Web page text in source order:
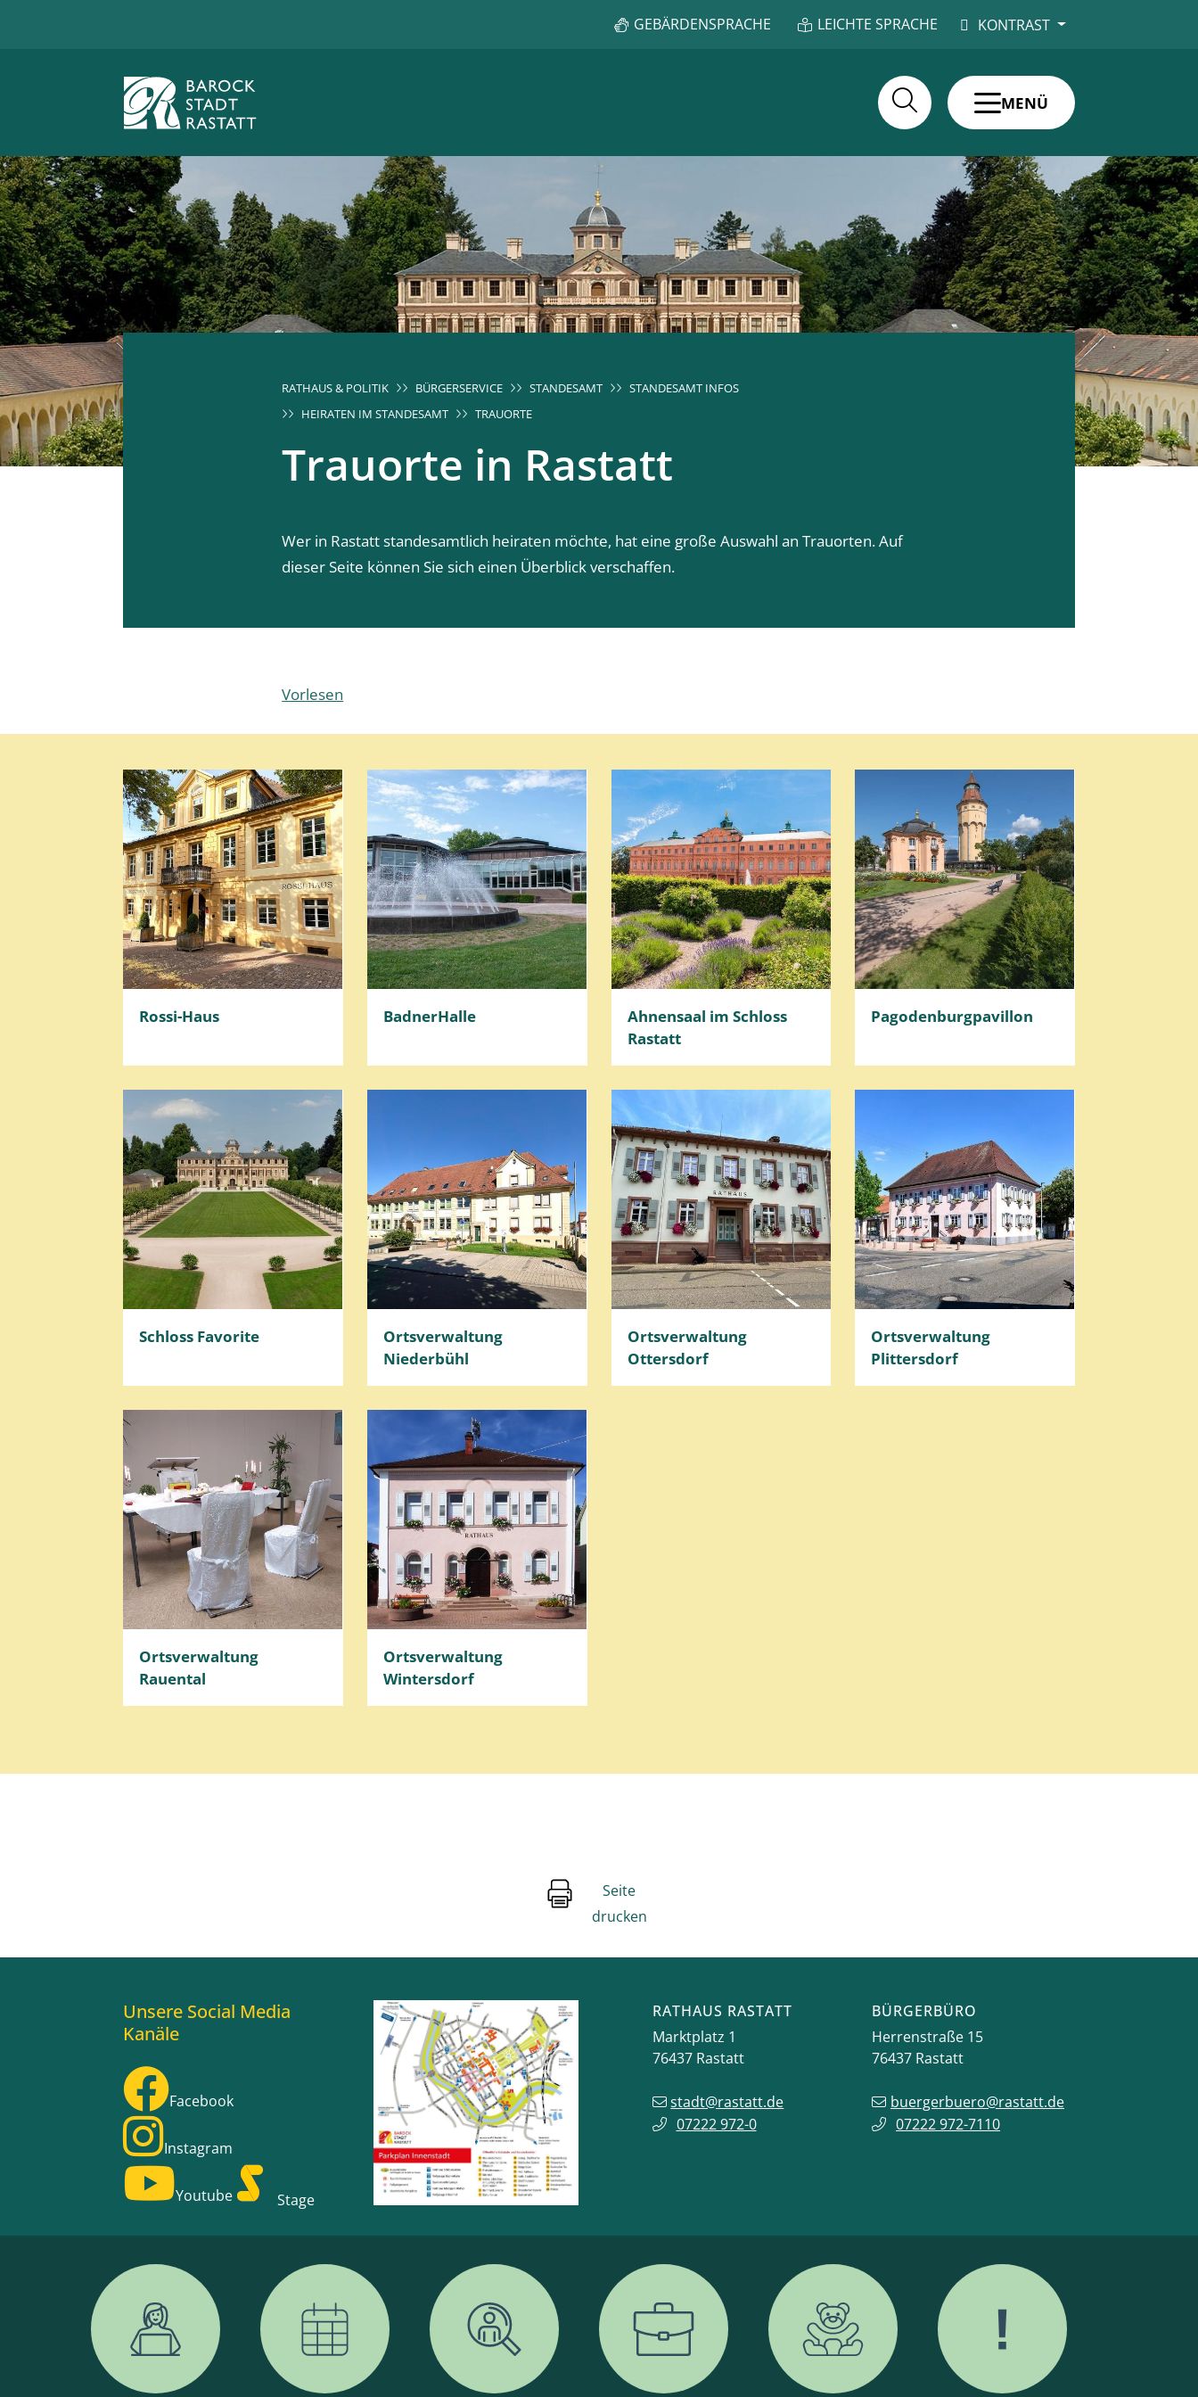
GEBÄRDENSPRACHE LEICHTE SPRACHE KONTRAST
MENÜ
RATHAUS & POLITIK BÜRGERSERVICE STANDESAMT
STANDESAMT INFOS
HEIRATEN IM STANDESAMT
TRAUORTE
Trauorte in Rastatt
Wer in Rastatt standesamtlich heiraten möchte, hat eine große Auswahl an Trauorten. Auf
dieser Seite können Sie sich einen Überblick verschaffen.
Vorlesen
Rossi-Haus BadnerHalle
Ahnensaal im Schloss
Rastatt
Pagodenburgpavillon
Schloss Favorite
Ortsverwaltung
Niederbühl
Ortsverwaltung
Ottersdorf
Ortsverwaltung
Plittersdorf
Ortsverwaltung
Rauental
Ortsverwaltung
Wintersdorf
Seite
drucken
Unsere Social Media
Kanäle
Facebook
Instagram
Youtube Stage
RATHAUS RASTATT
Marktplatz 1
76437 Rastatt
stadt@rastatt.de
07222 972-0
BÜRGERBÜRO
Herrenstraße 15
76437 Rastatt
buergerbuero@rastatt.de
07222 972-7110